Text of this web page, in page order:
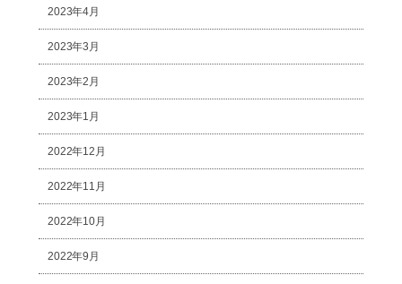
2023年4月
2023年3月
2023年2月
2023年1月
2022年12月
2022年11月
2022年10月
2022年9月